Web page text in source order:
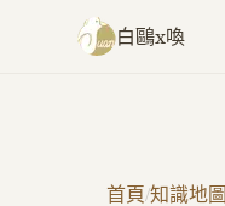
跳至主要內容
白鷗x喚
首頁/知識地圖